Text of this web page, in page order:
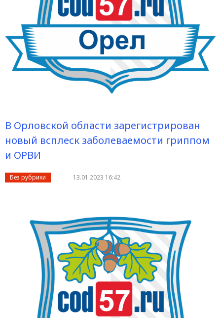
В Орловской области зарегистрирован
новый всплеск заболеваемости гриппом
и ОРВИ
Без рубрики 13.01.2023 16:42